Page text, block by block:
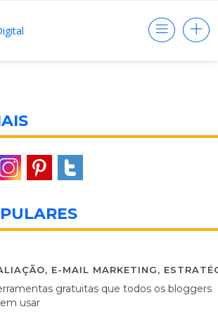
, E-MAIL MARKETING,
gratuitas que todos os bloggers
usar